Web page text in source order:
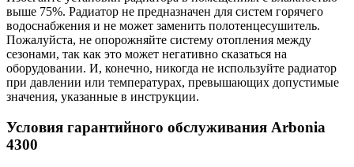
выше 75%. Радиатор не предназначен для систем горячего
водоснабжения и не может заменить полотенцесушитель.
Пожалуйста, не опорожняйте систему отопления между
сезонами, так как это может негативно сказаться на
оборудовании. И, конечно, никогда не используйте радиатор
при давлении или температурах, превышающих допустимые
значения, указанные в инструкции.
Условия гарантийного обслуживания Arbonia
4300